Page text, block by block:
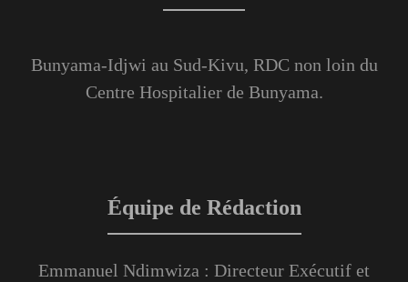
Bunyama-Idjwi au Sud-Kivu, RDC non loin du
Centre Hospitalier de Bunyama.
Équipe de Rédaction
Emmanuel Ndimwiza : Directeur Exécutif et